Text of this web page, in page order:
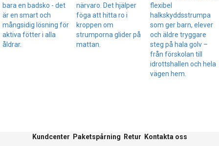
bara en badsko - det
är en smart och
mångsidig lösning för
aktiva fötter i alla
åldrar.
närvaro. Det hjälper
föga att hitta ro i
kroppen om
strumporna glider på
mattan.
flexibel
halkskyddsstrumpa
som ger barn, elever
och äldre tryggare
steg på hala golv –
från förskolan till
idrottshallen och hela
vägen hem.
Kundcenter Paketspårning Retur Kontakta oss